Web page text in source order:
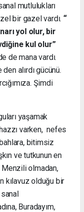
mutlulukları
bir gazel vardı. “
yol olur, bir
kul olur”
de mana vardı.
alırdı gücünü.
Şimdi
yaşamak
varken, nefes
bitimsiz
ve tutkunun en
olmadan,
kılavuz olduğu bir
Buradayım,